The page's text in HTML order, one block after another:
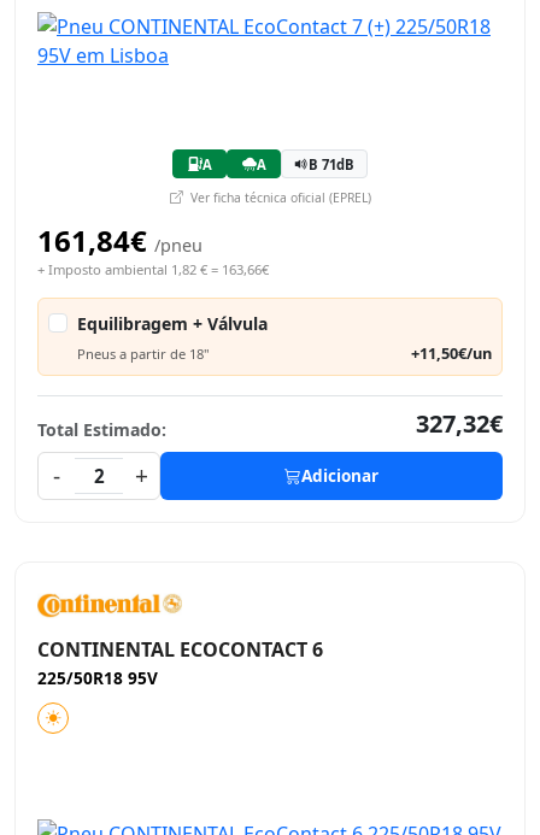
A A B 71dB
Ver ficha técnica oficial (EPREL)
161,84€ /pneu
+ Imposto ambiental 1,82 € = 163,66€
Equilibragem + Válvula
Pneus a partir de 18" +11,50€/un
Total Estimado:
327,32€
-
2 + Adicionar
CONTINENTAL ECOCONTACT 6
225/50R18 95V